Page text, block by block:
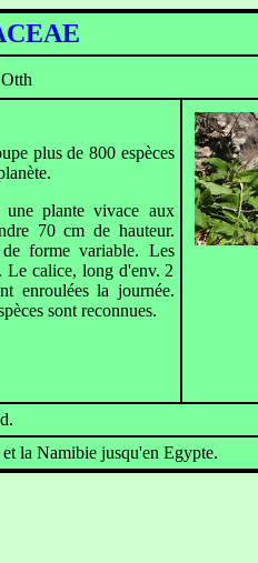
Otth
plus de 800 espèces
une plante vivace aux
70 cm de hauteur.
forme variable. Les
Le calice, long d'env. 2
enroulées la journée.
sont reconnues.
.
la Namibie jusqu'en Egypte.